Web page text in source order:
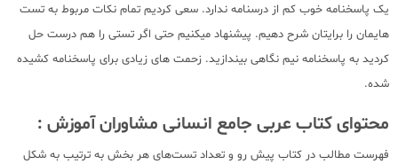
یک پاسخنامه خوب کم از درسنامه ندارد. سعی کردیم تمام نکات مربوط به تست
هایمان را برایتان شرح دهیم. پیشنهاد میکنیم حتی اگر تستی را هم درست حل
کردید به پاسخنامه نیم نگاهی بیندازید. زحمت های زیادی برای پاسخنامه کشیده
شده.
محتوای کتاب عربی جامع انسانی مشاوران آموزش :
فهرست مطالب در کتاب پیش رو و تعداد تست‌های هر بخش به ترتیب به شکل